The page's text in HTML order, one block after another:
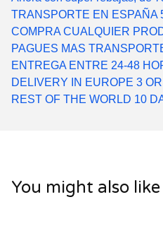
TRANSPORTE EN ESPAÑA
COMPRA CUALQUIER
PAGUES MAS
ENTREGA ENTRE 24-48
DELIVERY IN EUROPE 3
REST OF THE WORLD 10
You might also like